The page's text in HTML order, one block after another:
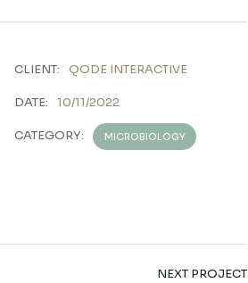
CLIENT: QODE INTERACTIVE
DATE: 10/11/2022
CATEGORY: MICROBIOLOGY
NEXT PROJECT